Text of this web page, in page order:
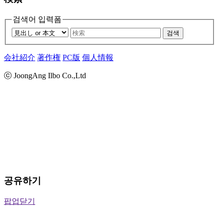
검색어 입력폼
검색
会社紹介 著作権 PC版 個人情報
ⓒ JoongAng Ilbo Co.,Ltd
공유하기
팝업닫기